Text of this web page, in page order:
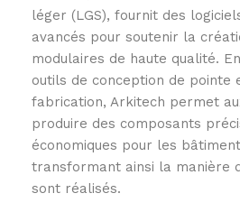
léger (LGS), fournit des
avancés pour soutenir la
modulaires de haute qualité.
outils de conception de pointe
fabrication, Arkitech permet
produire des composants
économiques pour les
transformant ainsi la manière
sont réalisés.